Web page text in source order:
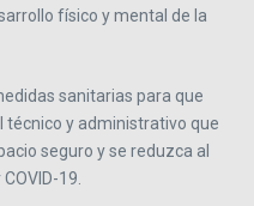
físico y mental de la
sanitarias para que
técnico y administrativo que
seguro y se reduzca al
19.